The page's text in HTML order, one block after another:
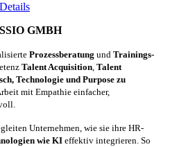
Details
GMBH
Prozessberatung und Trainings-
Talent Acquisition, Talent
Technologie und Purpose zu
mit Empathie einfacher,
Unternehmen, wie sie ihre HR-
wie KI effektiv integrieren. So